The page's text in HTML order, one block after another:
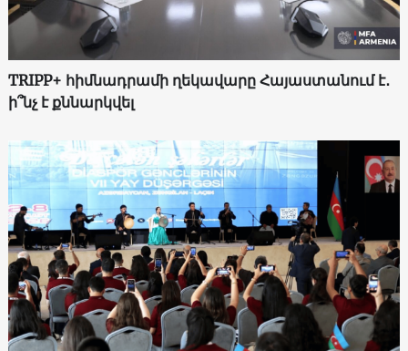
TRIPP+ հիմնադրամի ղեկավարը Հայաստանում է․
ի՞նչ է քննարկվել